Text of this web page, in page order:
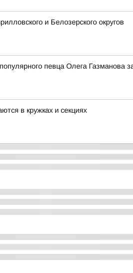
и Белозерского округов
певца Олега Газманова
в кружках и секциях